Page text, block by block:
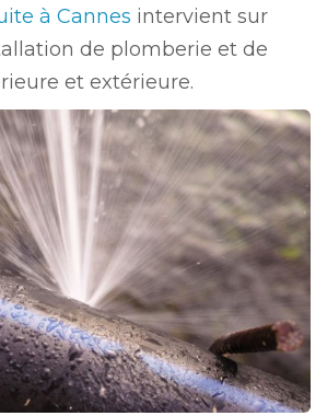
à Cannes intervient sur
de plomberie et de
et extérieure.